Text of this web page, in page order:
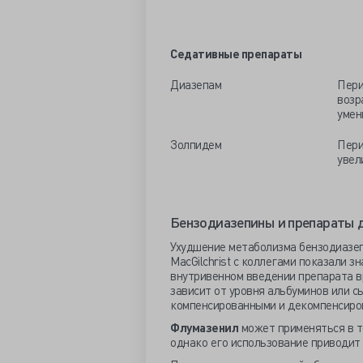
Седативные препараты
Диазепам
Золпидем
Бензодиазепины и препараты
Ухудшение метаболизма
MacGilchrist с коллегами показали
внутривенном введении препарата
зависит от уровня альбуминов или
компенсированными и
Флумазенил может применяться в
однако его использование